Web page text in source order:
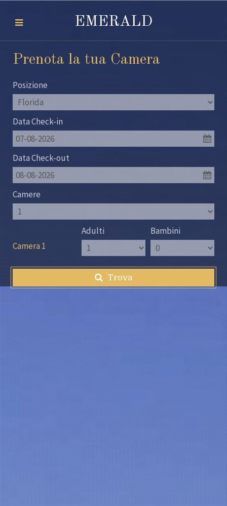
Prenota la tua Camera
Posizione
Data Check-in
07-08-2026
Data Check-out
08-08-2026
Camere
Camera 1
Adulti Bambini
Trova
EMERALD